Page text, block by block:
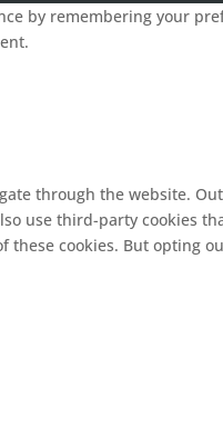
by remembering your
through the website.
use third-party cookies
cookies. But opting